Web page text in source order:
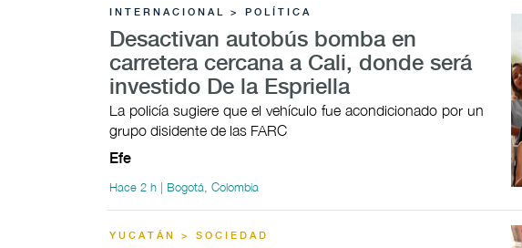
INTERNACIONAL > POLÍTICA
Desactivan autobús bomba en
carretera cercana a Cali, donde será
investido De la Espriella
La policía sugiere que el vehículo fue acondicionado por un
grupo disidente de las FARC
Efe
Hace 2 h | Bogotá, Colombia
YUCATÁN > SOCIEDAD